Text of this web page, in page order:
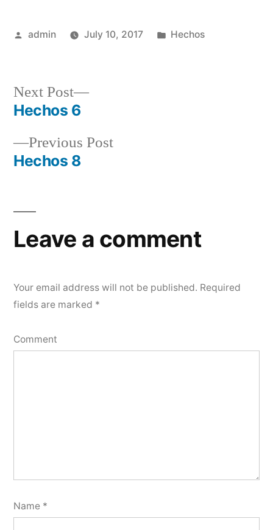
Posted
admin July 10, 2017
Posted
Hechos
Post
navigation
Previous PostPrevious
Hechos 8
Next Post
Next
Hechos 6
Leave a comment
Your email address will not be published. Required
fields are marked *
Comment
Name *